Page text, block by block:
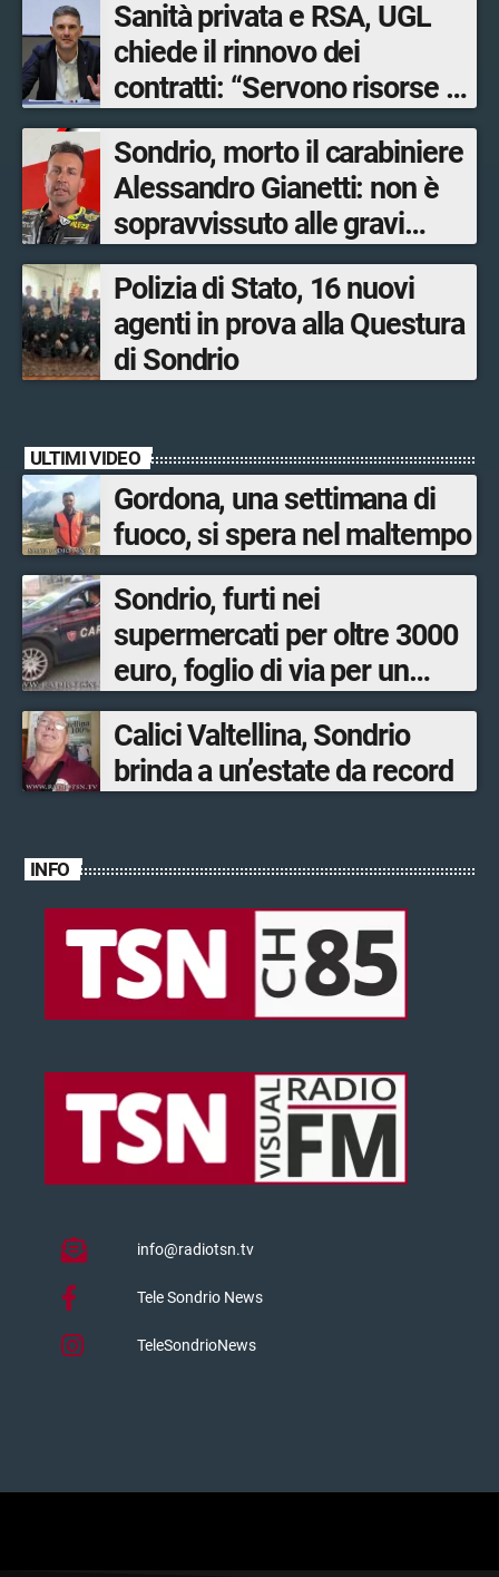
Sanità privata e RSA, UGL
chiede il rinnovo dei
contratti: “Servono risorse e
salari adeguati”
Sondrio, morto il carabiniere
Alessandro Gianetti: non è
sopravvissuto alle gravi
ustioni
Polizia di Stato, 16 nuovi
agenti in prova alla Questura
di Sondrio
ULTIMI VIDEO
Gordona, una settimana di
fuoco, si spera nel maltempo
Sondrio, furti nei
supermercati per oltre 3000
euro, foglio di via per un
ventinovenne
Calici Valtellina, Sondrio
brinda a un’estate da record
INFO
info@radiotsn.tv
Tele Sondrio News
TeleSondrioNews